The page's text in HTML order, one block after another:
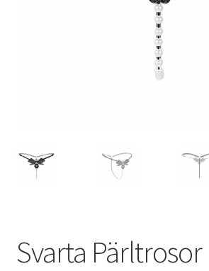
Svarta Pärltrosor